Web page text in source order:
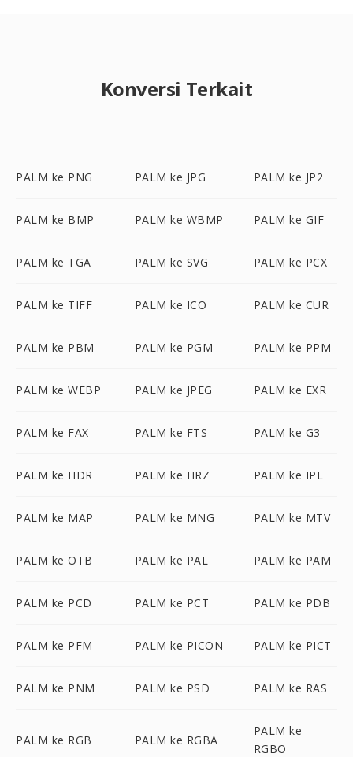
Konversi Terkait
PALM ke PNG PALM ke JPG PALM ke JP2
PALM ke BMP PALM ke WBMP PALM ke GIF
PALM ke TGA PALM ke SVG PALM ke PCX
PALM ke TIFF PALM ke ICO PALM ke CUR
PALM ke PBM PALM ke PGM PALM ke PPM
PALM ke WEBP PALM ke JPEG PALM ke EXR
PALM ke FAX PALM ke FTS PALM ke G3
PALM ke HDR PALM ke HRZ PALM ke IPL
PALM ke MAP PALM ke MNG PALM ke MTV
PALM ke OTB PALM ke PAL PALM ke PAM
PALM ke PCD PALM ke PCT PALM ke PDB
PALM ke PFM PALM ke PICON PALM ke PICT
PALM ke PNM PALM ke PSD PALM ke RAS
PALM ke RGB PALM ke RGBA
PALM ke
RGBO